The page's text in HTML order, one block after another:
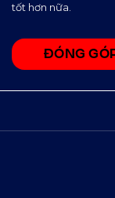
tốt hơn nữa.
ĐÓNG